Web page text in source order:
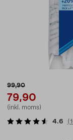
99,90
79,90
(inkl. moms)
4.6 (